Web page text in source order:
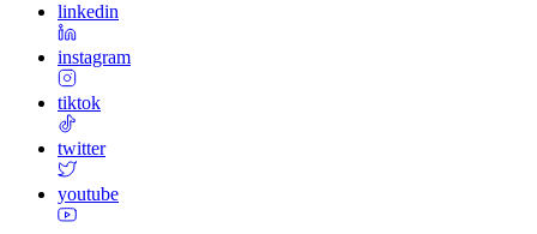
linkedin
instagram
tiktok
twitter
youtube